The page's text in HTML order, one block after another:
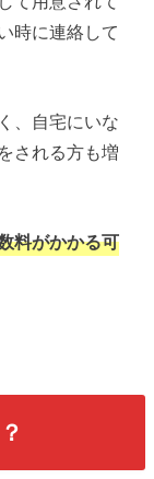
時に連絡して
、自宅にいな
される方も増
料がかかる可